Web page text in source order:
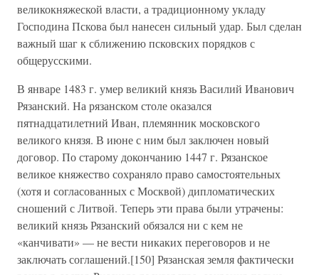
великокняжеской власти, а традиционному укладу
Господина Пскова был нанесен сильный удар. Был сделан
важный шаг к сближению псковских порядков с
общерусскими.
В январе 1483 г. умер великий князь Василий Иванович
Рязанский. На рязанском столе оказался
пятнадцатилетний Иван, племянник московского
великого князя. В июне с ним был заключен новый
договор. По старому докончанию 1447 г. Рязанское
великое княжество сохраняло право самостоятельных
(хотя и согласованных с Москвой) дипломатических
сношений с Литвой. Теперь эти права были утрачены:
великий князь Рязанский обязался ни с кем не
«канчивати» — не вести никаких переговоров и не
заключать соглашений.[150] Рязанская земля фактически